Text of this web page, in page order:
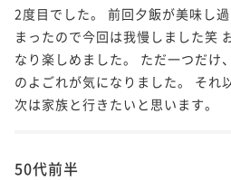
2度目でした。 前回夕飯が美味し
まったので今回は我慢しました笑
なり楽しめました。 ただ一つだけ
のよごれが気になりました。 それ
次は家族と行きたいと思います。
50代前半